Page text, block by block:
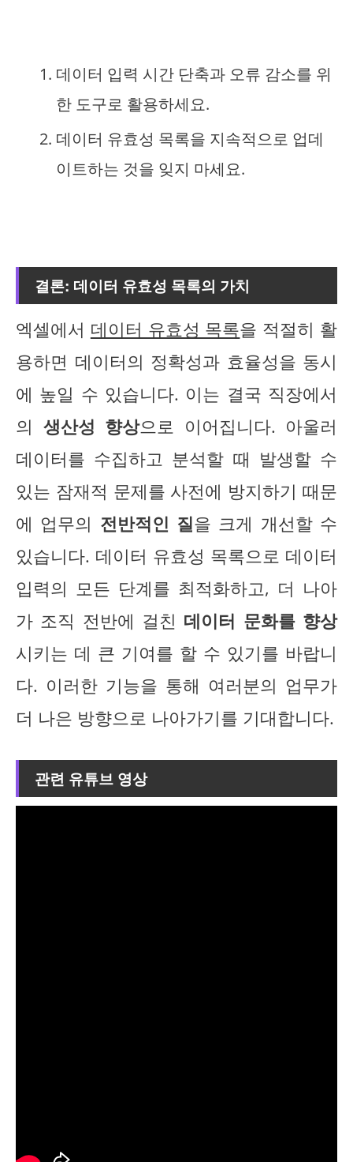
데이터 입력 시간 단축과 오류 감소를 위
한 도구로 활용하세요.
데이터 유효성 목록을 지속적으로 업데
이트하는 것을 잊지 마세요.
결론: 데이터 유효성 목록의 가치
엑셀에서 데이터 유효성 목록을 적절히 활
용하면 데이터의 정확성과 효율성을 동시
에 높일 수 있습니다. 이는 결국 직장에서
의 생산성 향상으로 이어집니다. 아울러
데이터를 수집하고 분석할 때 발생할 수
있는 잠재적 문제를 사전에 방지하기 때문
에 업무의 전반적인 질을 크게 개선할 수
있습니다. 데이터 유효성 목록으로 데이터
입력의 모든 단계를 최적화하고, 더 나아
가 조직 전반에 걸친 데이터 문화를 향상
시키는 데 큰 기여를 할 수 있기를 바랍니
다. 이러한 기능을 통해 여러분의 업무가
더 나은 방향으로 나아가기를 기대합니다.
관련 유튜브 영상